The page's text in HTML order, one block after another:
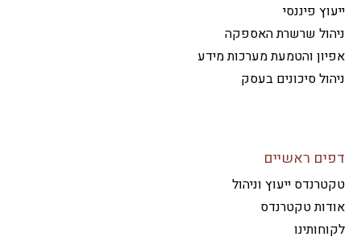
פיננסי
שרשרת האספקה
והטמעת מערכות מידע
סיכונים בעסק
ראשיים
ייעוץ וניהול
טקטרנדס